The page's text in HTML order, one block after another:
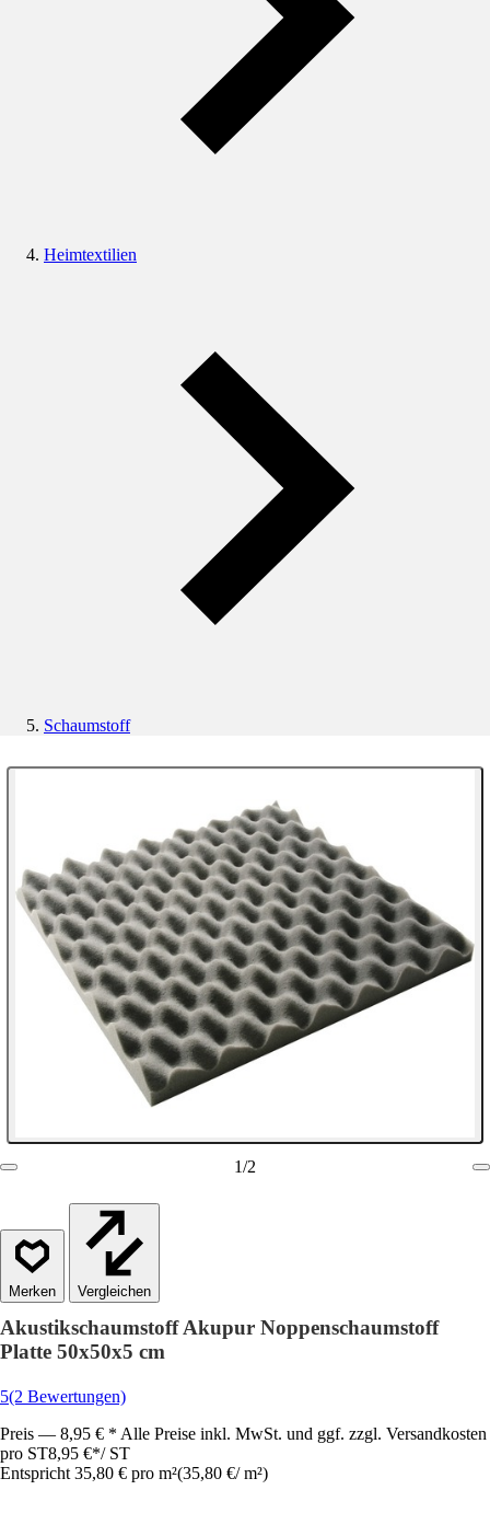
Heimtextilien
Schaumstoff
1/2
Vergleichen
Akustikschaumstoff Akupur Noppenschaumstoff
Platte 50x50x5 cm
5(2 Bewertungen)
Preis — 8,95 € * Alle Preise inkl. MwSt. und ggf. zzgl. Versandkosten
pro ST8,95 €*/ ST
Entspricht 35,80 € pro m²(35,80 €/ m²)